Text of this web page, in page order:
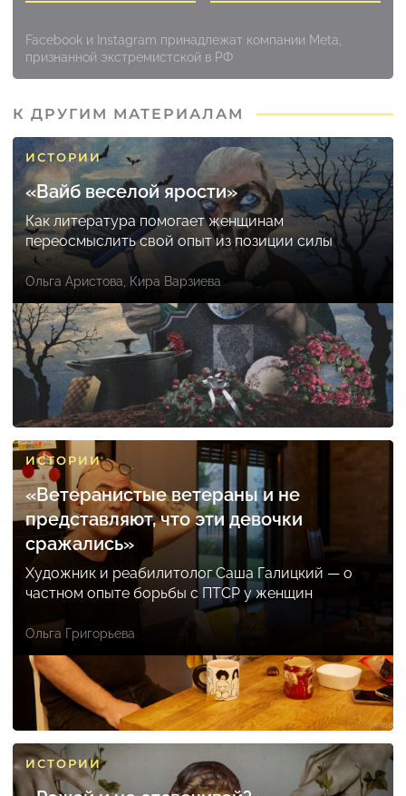
Facebook и Instagram принадлежат компании Meta,
признанной экстремистской в РФ
К ДРУГИМ МАТЕРИАЛАМ
ИСТОРИИ
«Вайб веселой ярости»
Как литература помогает женщинам
переосмыслить свой опыт из позиции силы
Ольга Аристова, Кира Варзиева
ИСТОРИИ
«Ветеранистые ветераны и не
представляют, что эти девочки
сражались»
Художник и реабилитолог Саша Галицкий — о
частном опыте борьбы с ПТСР у женщин
Ольга Григорьева
ИСТОРИИ